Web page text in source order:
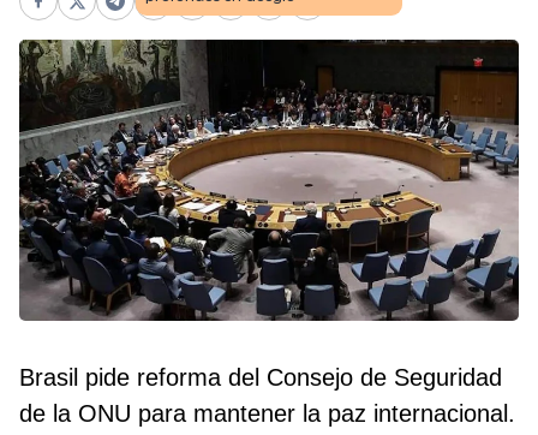
Facebook
X Telegram
WhatsApp
Pinterest
LinkedIn
PrintCopy link
Brasil pide reforma del Consejo de Seguridad
de la ONU para mantener la paz internacional.